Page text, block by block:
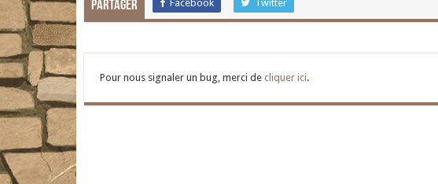
Partager Facebook Twitter
Pour nous signaler un bug, merci de cliquer ici.